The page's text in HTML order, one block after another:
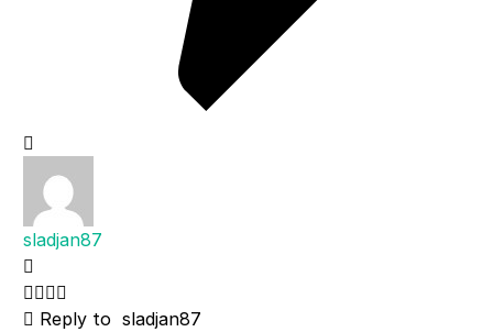
sladjan87
Reply to sladjan87